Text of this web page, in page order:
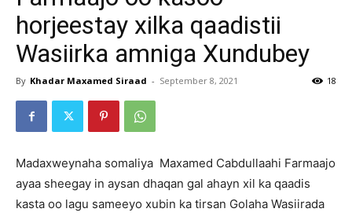
(RM)
horjeestay xilka qaadistii
Wasiirka amniga Xundubey
By Khadar Maxamed Siraad - September 8, 2021 18
Madaxweynaha somaliya Maxamed Cabdullaahi Farmaajo
ayaa sheegay in aysan dhaqan gal ahayn xil ka qaadis
kasta oo lagu sameeyo xubin ka tirsan Golaha Wasiirada